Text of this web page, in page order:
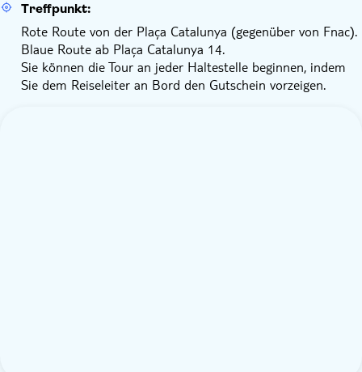
Treffpunkt:
Rote Route von der Plaça Catalunya (gegenüber von Fnac).
Blaue Route ab Plaça Catalunya 14.
Sie können die Tour an jeder Haltestelle beginnen, indem
Sie dem Reiseleiter an Bord den Gutschein vorzeigen.